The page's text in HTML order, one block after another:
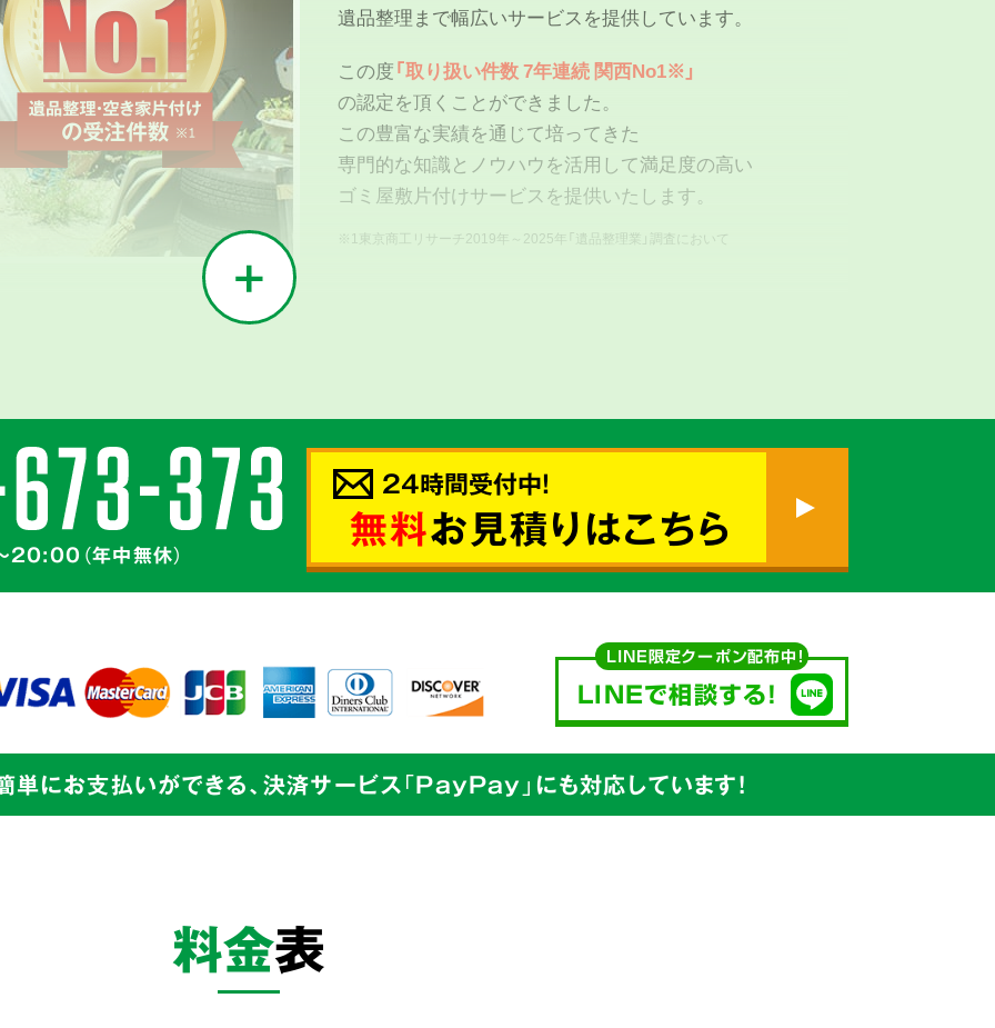
遺品整理まで幅広いサービスを提供しています。
この度「取り扱い件数 7年連続 関西No1※」
の認定を頂くことができました。
この豊富な実績を通じて培ってきた
専門的な知識とノウハウを活用して満足度の高い
ゴミ屋敷片付けサービスを提供いたします。
※1東京商工リサーチ2019年～2025年「遺品整理業」調査において
真心を
込めて対応
に
ミの片づけ
丁寧な
て頂きます。
余計な
業界最安値を
（年中無休）
24時間受付中!
無料お見積りはこちら
LINE限定クーポン配布中！
LINEで相談する!
単にお支払いができる、決済サービス「PayPay」にも対応しています!
料金表